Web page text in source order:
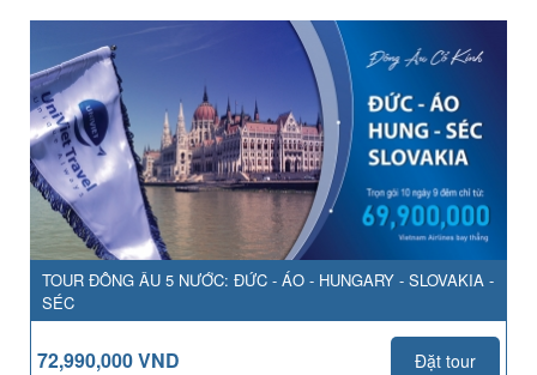
TOUR ĐÔNG ÂU 5 NƯỚC: ĐỨC - ÁO - HUNGARY - SLOVAKIA -
SÉC
72,990,000 VND
Đặt tour